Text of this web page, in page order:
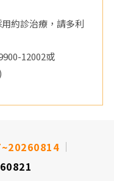
約診治療，請多利
12002或